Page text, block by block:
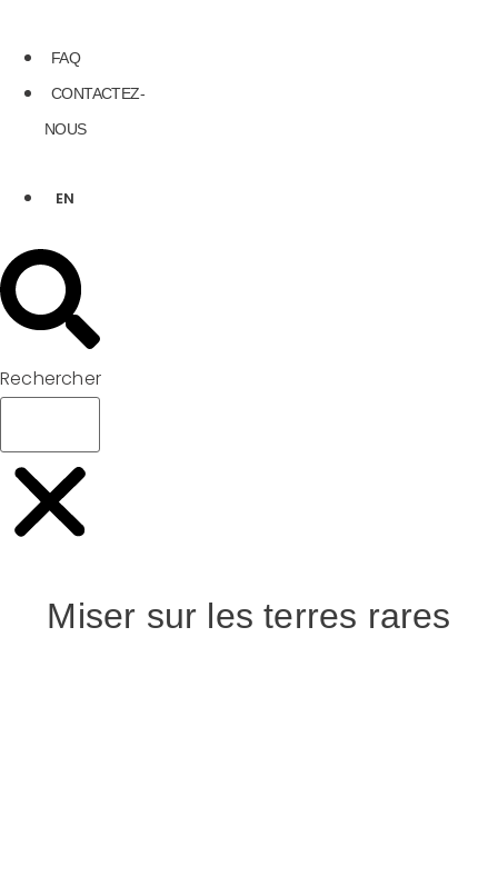
FAQ
CONTACTEZ-
NOUS
EN
Rechercher
Miser sur les terres rares